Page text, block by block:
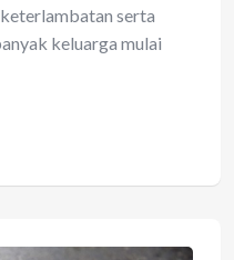
serta
keluarga mulai